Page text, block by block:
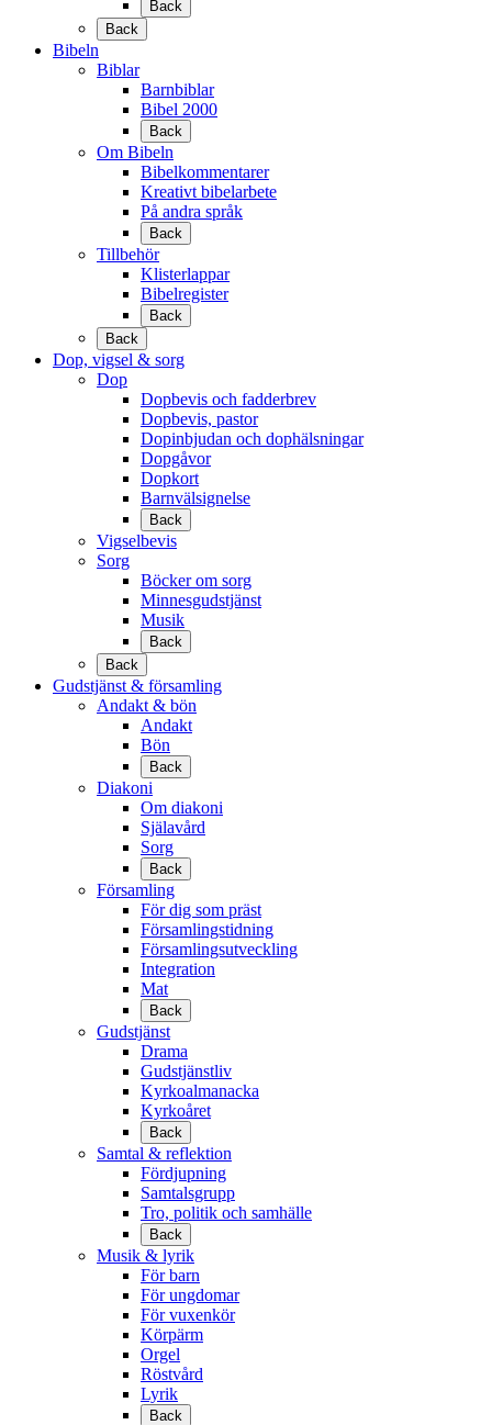
Back
Back
Bibeln
Biblar
Barnbiblar
Bibel 2000
Back
Om Bibeln
Bibelkommentarer
Kreativt bibelarbete
På andra språk
Back
Tillbehör
Klisterlappar
Bibelregister
Back
Back
Dop, vigsel & sorg
Dop
Dopbevis och fadderbrev
Dopbevis, pastor
Dopinbjudan och dophälsningar
Dopgåvor
Dopkort
Barnvälsignelse
Back
Vigselbevis
Sorg
Böcker om sorg
Minnesgudstjänst
Musik
Back
Back
Gudstjänst & församling
Andakt & bön
Andakt
Bön
Back
Diakoni
Om diakoni
Själavård
Sorg
Back
Församling
För dig som präst
Församlingstidning
Församlingsutveckling
Integration
Mat
Back
Gudstjänst
Drama
Gudstjänstliv
Kyrkoalmanacka
Kyrkoåret
Back
Samtal & reflektion
Fördjupning
Samtalsgrupp
Tro, politik och samhälle
Back
Musik & lyrik
För barn
För ungdomar
För vuxenkör
Körpärm
Orgel
Röstvård
Lyrik
Back